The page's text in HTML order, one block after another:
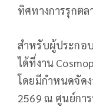
ทิศทางการรุกตล
สำหรับผู้ประกอ
ได้ที่งาน
โดยมีกำหนดจัด
2569 ณ ศูนย์กา